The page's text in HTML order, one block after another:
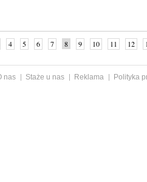
4 5 6 7 8 9 10 11 12
nas Staże u nas Reklama
Polityka